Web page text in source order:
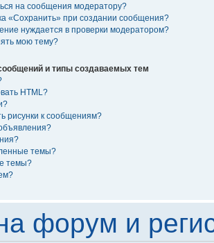
на сообщения модератору?
«Сохранить» при создании сообщения?
нуждается в проверки модератором?
мою тему?
и типы создаваемых тем
HTML?
рисунки к сообщениям?
темы?
темы?
форум и